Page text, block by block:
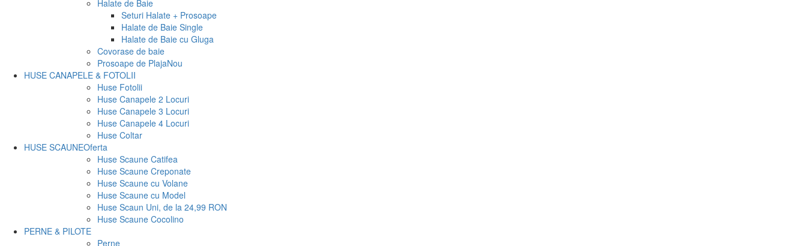
Halate de Baie
Seturi Halate + Prosoape
Halate de Baie Single
Halate de Baie cu Gluga
Covorase de baie
Prosoape de PlajaNou
HUSE CANAPELE & FOTOLII
Huse Fotolii
Huse Canapele 2 Locuri
Huse Canapele 3 Locuri
Huse Canapele 4 Locuri
Huse Coltar
HUSE SCAUNEOferta
Huse Scaune Catifea
Huse Scaune Creponate
Huse Scaune cu Volane
Huse Scaune cu Model
Huse Scaun Uni, de la 24,99 RON
Huse Scaune Cocolino
PERNE & PILOTE
Perne